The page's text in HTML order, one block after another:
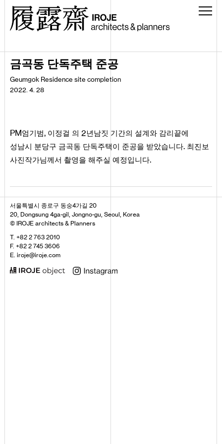
금곡동 단독주택 준공
Geumgok Residence site completion
2022. 4. 28
PM엄기범, 이정걸 의 2년남짓 기간의 설계와 감리끝에
성남시 분당구 금곡동 단독주택이 준공을 받았습니다. 최진보
사진작가님께서 촬영을 해주실 예정입니다.
서울특별시 종로구 동숭4가길 20
20, Dongsung 4ga-gil, Jongno-gu, Seoul, Korea
© IROJE architects & Planners
T. +82 2 763 2010
F. +82 2 745 3606
E. iroje@iroje.com